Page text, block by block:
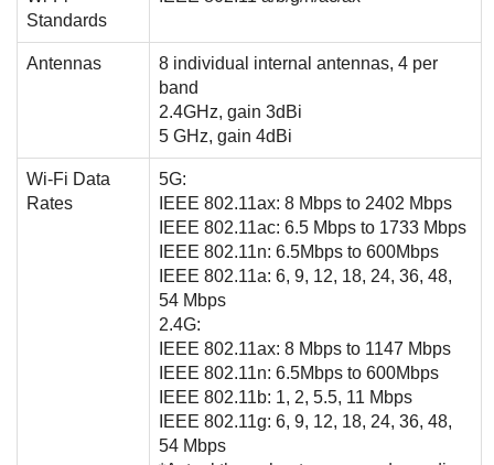
Standards
Antennas
8 individual internal antennas, 4 per
band
2.4GHz, gain 3dBi
5 GHz, gain 4dBi
Wi-Fi Data
Rates
5G:
IEEE 802.11ax: 8 Mbps to 2402 Mbps
IEEE 802.11ac: 6.5 Mbps to 1733 Mbps
IEEE 802.11n: 6.5Mbps to 600Mbps
IEEE 802.11a: 6, 9, 12, 18, 24, 36, 48,
54 Mbps
2.4G:
IEEE 802.11ax: 8 Mbps to 1147 Mbps
IEEE 802.11n: 6.5Mbps to 600Mbps
IEEE 802.11b: 1, 2, 5.5, 11 Mbps
IEEE 802.11g: 6, 9, 12, 18, 24, 36, 48,
54 Mbps